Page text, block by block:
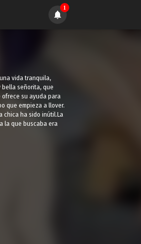
1
vida tranquila,
bella señorita, que
ofrece su ayuda para
que empieza a llover.
chica ha sido inútil.La
la que buscaba era